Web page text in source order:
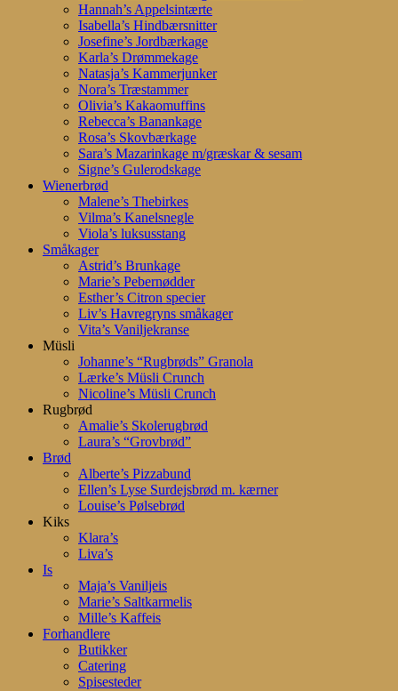
Hannah’s Appelsintærte
Isabella’s Hindbærsnitter
Josefine’s Jordbærkage
Karla’s Drømmekage
Natasja’s Kammerjunker
Nora’s Træstammer
Olivia’s Kakaomuffins
Rebecca’s Banankage
Rosa’s Skovbærkage
Sara’s Mazarinkage m/græskar & sesam
Signe’s Gulerodskage
Wienerbrød
Malene’s Thebirkes
Vilma’s Kanelsnegle
Viola’s luksusstang
Småkager
Astrid’s Brunkage
Marie’s Pebernødder
Esther’s Citron specier
Liv’s Havregryns småkager
Vita’s Vaniljekranse
Müsli
Johanne’s “Rugbrøds” Granola
Lærke’s Müsli Crunch
Nicoline’s Müsli Crunch
Rugbrød
Amalie’s Skolerugbrød
Laura’s “Grovbrød”
Brød
Alberte’s Pizzabund
Ellen’s Lyse Surdejsbrød m. kærner
Louise’s Pølsebrød
Kiks
Klara’s
Liva’s
Is
Maja’s Vaniljeis
Marie’s Saltkarmelis
Mille’s Kaffeis
Forhandlere
Butikker
Catering
Spisesteder